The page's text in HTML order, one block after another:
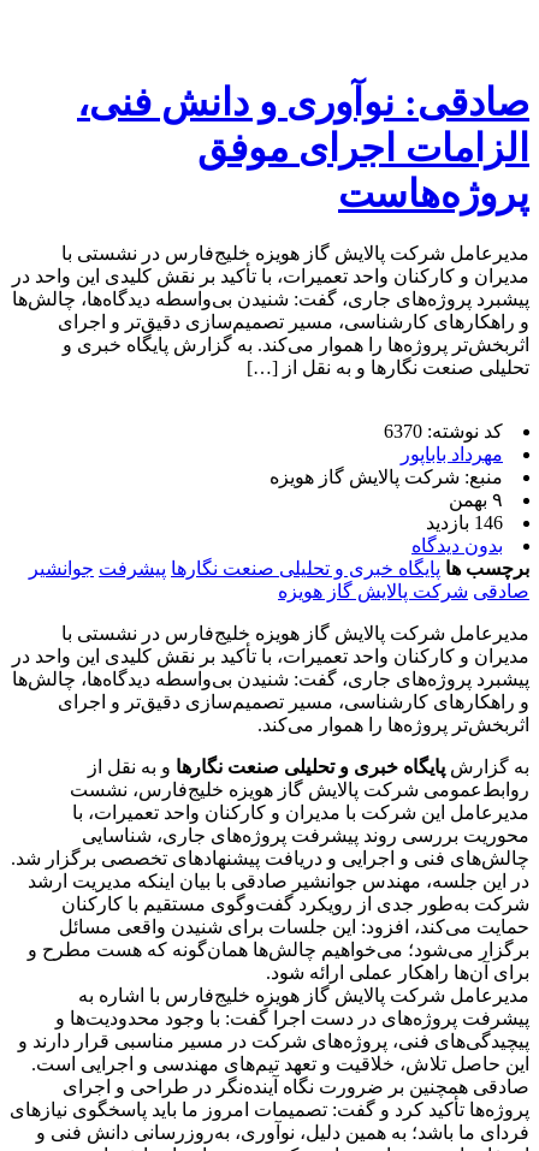
صادقی: نوآوری و دانش فنی،
الزامات اجرای موفق
پروژه‌هاست
مدیرعامل شرکت پالایش گاز هویزه خلیج‌فارس در نشستی با
مدیران و کارکنان واحد تعمیرات، با تأکید بر نقش کلیدی این واحد در
پیشبرد پروژه‌های جاری، گفت: شنیدن بی‌واسطه دیدگاه‌ها، چالش‌ها
و راهکارهای کارشناسی، مسیر تصمیم‌سازی دقیق‌تر و اجرای
اثربخش‌تر پروژه‌ها را هموار می‌کند. به گزارش پایگاه خبری و
تحلیلی صنعت نگارها و به نقل از […]
کد نوشته: 6370
مهرداد باباپور
منبع: شرکت پالایش گاز هویزه
۹ بهمن
146 بازدید
بدون دیدگاه
برچسب ها پایگاه خبری و تحلیلی صنعت نگارها پیشرفت جوانشیر
صادقی شرکت پالایش گاز هویزه
مدیرعامل شرکت پالایش گاز هویزه خلیج‌فارس در نشستی با
مدیران و کارکنان واحد تعمیرات، با تأکید بر نقش کلیدی این واحد در
پیشبرد پروژه‌های جاری، گفت: شنیدن بی‌واسطه دیدگاه‌ها، چالش‌ها
و راهکارهای کارشناسی، مسیر تصمیم‌سازی دقیق‌تر و اجرای
اثربخش‌تر پروژه‌ها را هموار می‌کند.
به گزارش پایگاه خبری و تحلیلی صنعت نگارها و به نقل از
روابط‌عمومی شرکت پالایش گاز هویزه خلیج‌فارس، نشست
مدیرعامل این شرکت با مدیران و کارکنان واحد تعمیرات، با
محوریت بررسی روند پیشرفت پروژه‌های جاری، شناسایی
چالش‌های فنی و اجرایی و دریافت پیشنهادهای تخصصی برگزار شد.
در این جلسه، مهندس جوانشیر صادقی با بیان اینکه مدیریت ارشد
شرکت به‌طور جدی از رویکرد گفت‌وگوی مستقیم با کارکنان
حمایت می‌کند، افزود: این جلسات برای شنیدن واقعی مسائل
برگزار می‌شود؛ می‌خواهیم چالش‌ها همان‌گونه که هست مطرح و
برای آن‌ها راهکار عملی ارائه شود.
مدیرعامل شرکت پالایش گاز هویزه خلیج‌فارس با اشاره به
پیشرفت پروژه‌های در دست اجرا گفت: با وجود محدودیت‌ها و
پیچیدگی‌های فنی، پروژه‌های شرکت در مسیر مناسبی قرار دارند و
این حاصل تلاش، خلاقیت و تعهد تیم‌های مهندسی و اجرایی است.
صادقی همچنین بر ضرورت نگاه آینده‌نگر در طراحی و اجرای
پروژه‌ها تأکید کرد و گفت: تصمیمات امروز ما باید پاسخگوی نیازهای
فردای ما باشد؛ به همین دلیل، نوآوری، به‌روزرسانی دانش فنی و